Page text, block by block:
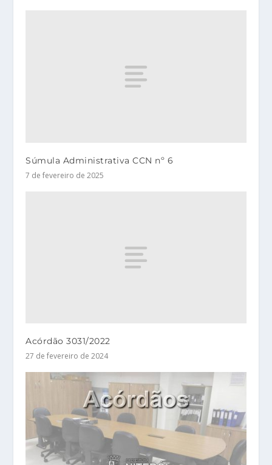
Súmula Administrativa CCN nº 6
7 de fevereiro de 2025
Acórdão 3031/2022
27 de fevereiro de 2024